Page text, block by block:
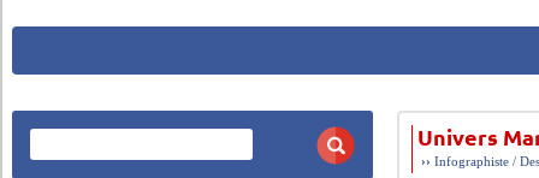
Univers
››Infographiste /